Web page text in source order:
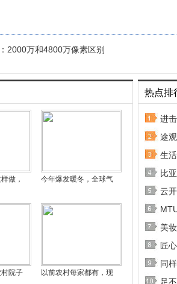
2000万和4800万像素区别
做， 今年爆发暖冬，全球气
院子 以前农村每家都有，现
热点排
进
途
生
比
云
美
匠
同
足